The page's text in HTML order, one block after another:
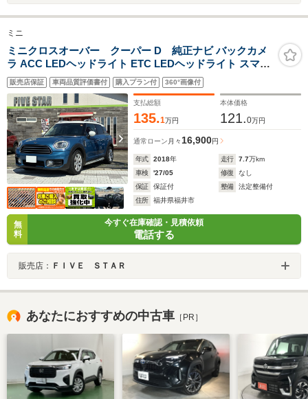
ミニ
ミニクロスオーバー クーパー D 純正ナビ バックカメ
ラ ACC LEDヘッドライト ETC LEDヘッドライト スマー
トキー プッシュスタートエンジン 電動リアゲート
Bluetooth
販売店保証 車両品質評価書付 購入プラン付 360°画像付
支払総額
135.1万円
本体価格
121.0万円
通常ローン 月々16,900円
年式 2018年 走行 7.7万km
車検
'27/05 修復
なし
保証
保証付 整備
法定整備付
住所
福井県福井市
無
料
今すぐ在庫確認・見積依頼
電話する
販売店： ＦＩＶＥ ＳＴＡＲ
あなたにおすすめの中古車 ［PR］